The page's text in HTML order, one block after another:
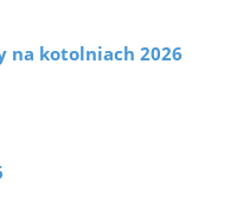
na kotolniach 2026